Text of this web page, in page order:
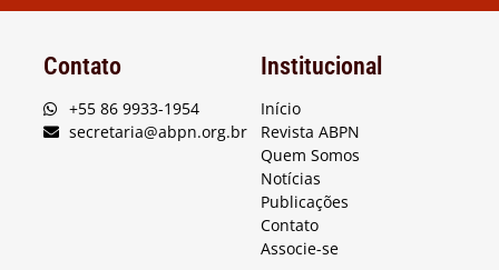
Contato
+55 86 9933-1954
secretaria@abpn.org.br
Institucional
Início
Revista ABPN
Quem Somos
Notícias
Publicações
Contato
Associe-se